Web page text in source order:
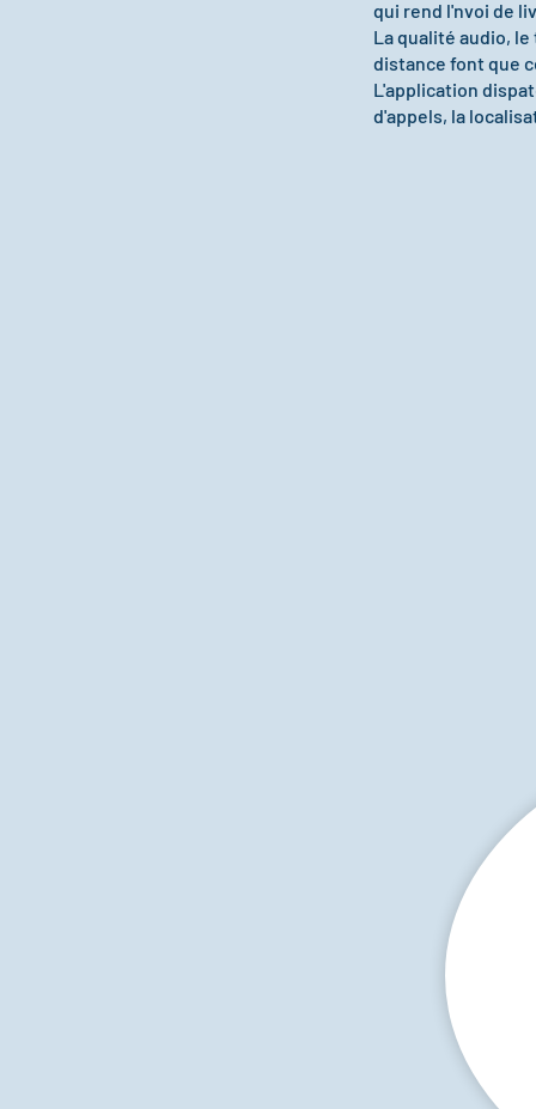
qui rend l'nvoi de
La qualité audio,
distance font que
L'application
d'appels, la